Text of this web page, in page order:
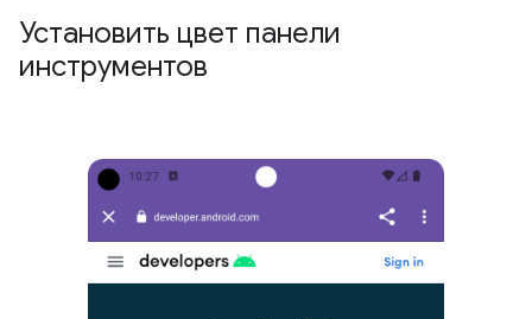
Установить цвет панели
инструментов